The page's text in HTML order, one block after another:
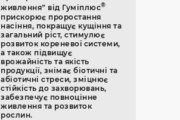
живлення” від Гуміплюс®
прискорює проростання
насіння, покращує кущіння та
загальний ріст, стимулює
розвиток кореневої системи,
а також підвищує
врожайність та якість
продукції, знімає біотичні та
абіотичні стреси, зміцнює
стійкість до захворювань,
забезпечує повноцінне
живлення та розвиток
рослин.